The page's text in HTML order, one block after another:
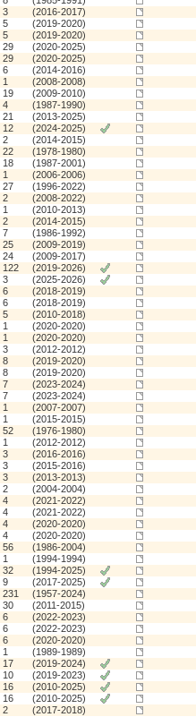
3
(2016-2017)
5
(2019-2020)
5
(2019-2020)
29
(2020-2025)
29
(2020-2025)
6
(2014-2016)
1
(2008-2008)
19
(2009-2010)
4
(1987-1990)
21
(2013-2025)
12
(2024-2025)
2
(2014-2015)
22
(1978-1980)
18
(1987-2001)
1
(2006-2006)
27
(1996-2022)
2
(2008-2022)
1
(2010-2013)
2
(2014-2015)
7
(1986-1992)
25
(2009-2019)
24
(2009-2017)
122
(2019-2026)
3
(2025-2026)
6
(2018-2019)
6
(2018-2019)
5
(2010-2018)
1
(2020-2020)
1
(2020-2020)
3
(2012-2012)
8
(2019-2020)
8
(2019-2020)
7
(2023-2024)
7
(2023-2024)
1
(2007-2007)
1
(2015-2015)
52
(1976-1980)
1
(2012-2012)
3
(2016-2016)
3
(2015-2016)
3
(2013-2013)
2
(2004-2004)
4
(2021-2022)
4
(2021-2022)
4
(2020-2020)
4
(2020-2020)
56
(1986-2004)
1
(1994-1994)
32
(1994-2025)
9
(2017-2025)
231
(1957-2024)
30
(2011-2015)
6
(2022-2023)
6
(2022-2023)
6
(2020-2020)
1
(1989-1989)
17
(2019-2024)
10
(2019-2023)
16
(2010-2025)
16
(2010-2025)
2
(2017-2018)